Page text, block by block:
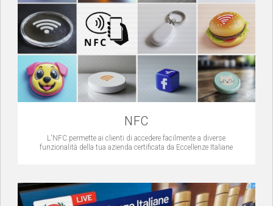
NFC
L'NFC permette ai clienti di accedere facilmente a diverse
funzionalità della tua azienda certificata da Eccellenze Italiane